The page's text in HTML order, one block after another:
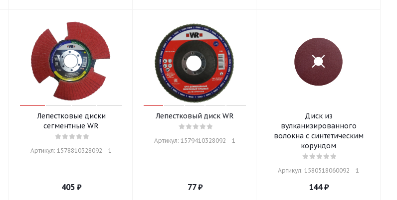
Лепестковые диски
сегментные WR
Артикул: 1578810328092    1
405₽
Лепестковый диск WR
Артикул: 1579410328092    1
77₽
Диск из
вулканизированного
волокна с синтетическим
корундом
Артикул: 1580518060092    1
144₽